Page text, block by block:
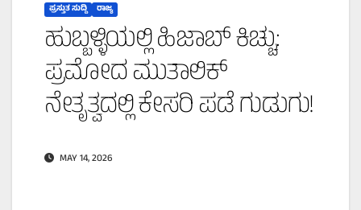
ಪ್ರಸ್ತುತ ಸುದ್ದಿ ರಾಜ್ಯ
ಹುಬ್ಬಳ್ಳಿಯಲ್ಲಿ ಹಿಜಾಬ್ ಕಿಚ್ಚು:
ಪ್ರಮೋದ ಮುತಾಲಿಕ್
ನೇತೃತ್ವದಲ್ಲಿ ಕೇಸರಿ ಪಡೆ ಗುಡುಗು!
MAY 14, 2026